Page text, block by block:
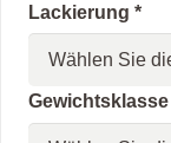
Lackierung *
Gewichtsklasse